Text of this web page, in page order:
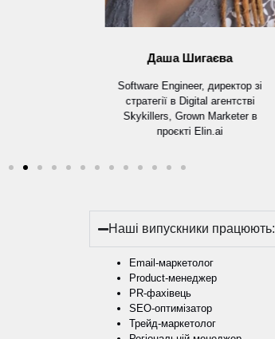
Даша Шигаєва
Software Engineer, директор зі
стратегії в Digital агентстві
Skykillers, Grown Marketer в
проєкті Elin.ai
Наші випускники працюють:
Email-маркетолог
Product-менеджер
PR-фахівець
SEO-оптимізатор
Трейд-маркетолог